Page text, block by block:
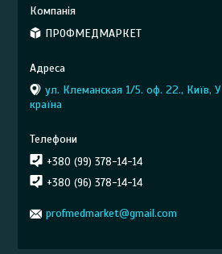
ПРОФМЕДМАРКЕТ
ул. Клеманская 1/5. оф. 22., Київ, У
країна
+380 (99) 378-14-14
+380 (96) 378-14-14
profmedmarket@gmail.com